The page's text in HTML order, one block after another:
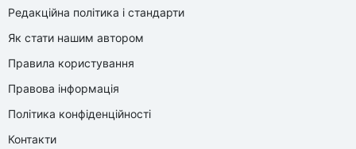
Редакційна політика і стандарти
Як стати нашим автором
Правила користування
Правова інформація
Політика конфіденційності
Контакти